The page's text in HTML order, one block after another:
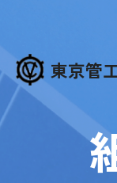
東京管